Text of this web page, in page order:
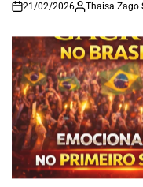
on
21/02/2026 Thaisa Zago